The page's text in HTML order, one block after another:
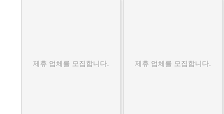
제휴 업체를 모집합니다. 제휴 업체를 모집합니다.